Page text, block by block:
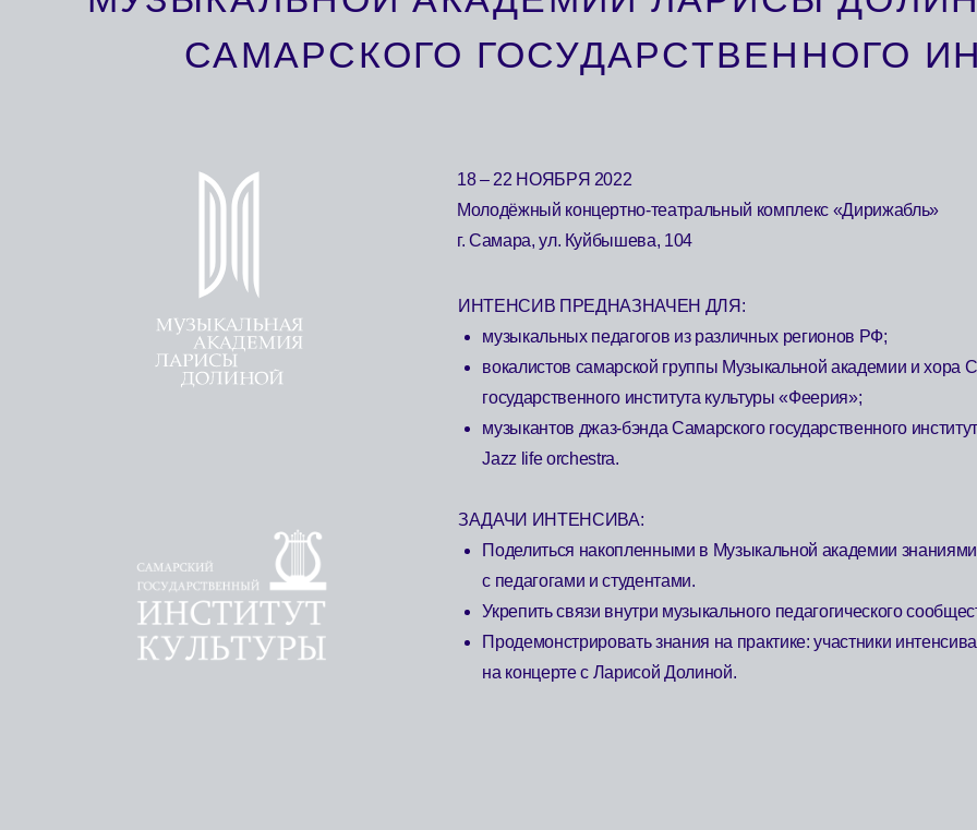
ИНТЕНСИВ ПРЕДНАЗНАЧЕН ДЛЯ:
музыкальных педагогов из различных регионов РФ;
музыкантов джаз-бэнда Самарского государственного института культуры
Jazz life orchestra.
ЗАДАЧИ ИНТЕНСИВА:
Поделиться накопленными в Музыкальной академии знаниями и опытом
с педагогами и студентами.
на концерте с Ларисой Долиной.